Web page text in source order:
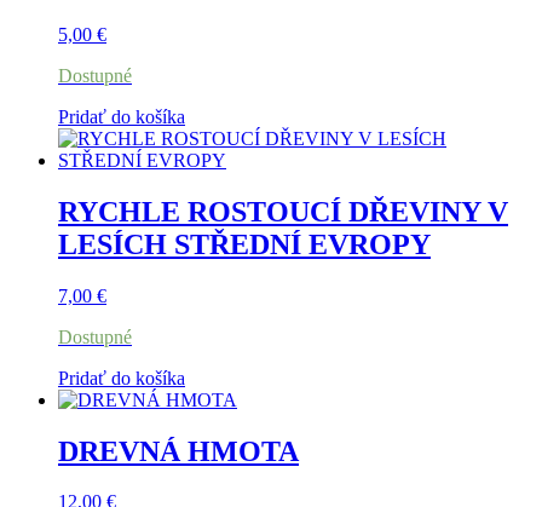
5,00 €
Dostupné
Pridať do košíka
RYCHLE ROSTOUCÍ DŘEVINY V
LESÍCH STŘEDNÍ EVROPY
7,00 €
Dostupné
Pridať do košíka
DREVNÁ HMOTA
12,00 €